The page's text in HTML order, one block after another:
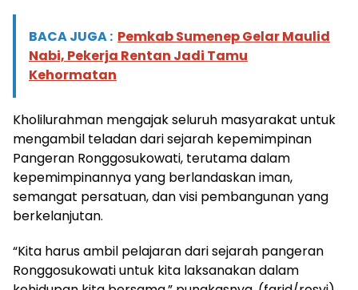
BACA JUGA : Pemkab Sumenep Gelar Maulid
Nabi, Pekerja Rentan Jadi Tamu
Kehormatan
Kholilurahman mengajak seluruh masyarakat untuk
mengambil teladan dari sejarah kepemimpinan
Pangeran Ronggosukowati, terutama dalam
kepemimpinannya yang berlandaskan iman,
semangat persatuan, dan visi pembangunan yang
berkelanjutan.
“Kita harus ambil pelajaran dari sejarah pangeran
Ronggosukowati untuk kita laksanakan dalam